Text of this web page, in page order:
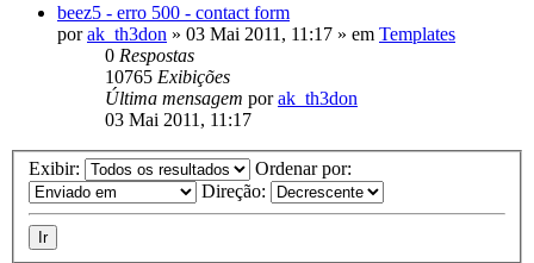
beez5 - erro 500 - contact form
porak_th3don » 03 Mai 2011, 11:17 » em Templates
0 Respostas
10765 Exibições
Última mensagem porak_th3don
03 Mai 2011, 11:17
Exibir:
Ordenar por:
Direção: